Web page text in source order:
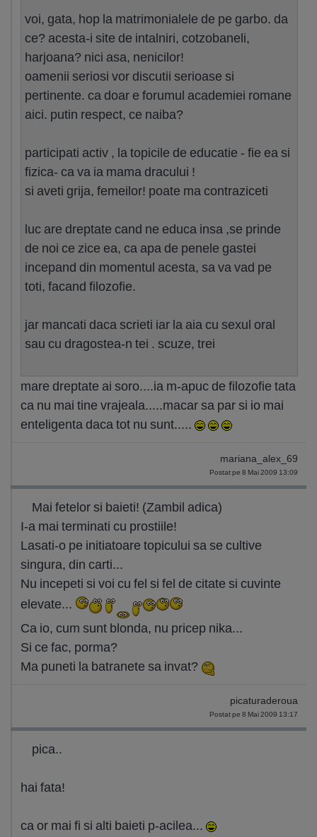
voi, gata, hop la matrimonialele de pe garbo. da
ce? acesta-i site de intalniri, cotzobaneli,
harjoana? nici asa, nenicilor!
oamenii seriosi vor discutii serioase si
pertinente. ca doar e forumul academiei romane
aici. putin respect, ce naiba?
participati activ , la topicile de educatie - fie ea si
fizica- ca va ia mama dracului !
si aveti grija, femeilor! poate ma contraziceti
luc are dreptate cand ne educa insa ,se prinde
de noi ce zice ea, ca apa de penele gastei
incepand din momentul acesta, sa va vad pe
toti, facand filozofie.
jar mancati daca scrieti iar la aia cu sexul oral
sau cu dragostea-n tei . scuze, trei
mare dreptate ai soro....ia m-apuc de filozofie tata
ca nu mai tine vrajeala.....macar sa par si io mai
enteligenta daca tot nu sunt.....
mariana_alex_69
Postat pe 8 Mai 2009 13:09
Mai fetelor si baieti! (Zambil adica)
I-a mai terminati cu prostiile!
Lasati-o pe initiatoare topicului sa se cultive
singura, din carti...
Nu incepeti si voi cu fel si fel de citate si cuvinte
elevate...
Ca io, cum sunt blonda, nu pricep nika...
Si ce fac, porma?
Ma puneti la batranete sa invat?
picaturaderoua
Postat pe 8 Mai 2009 13:17
pica..
hai fata!
ca or mai fi si alti baieti p-acilea...